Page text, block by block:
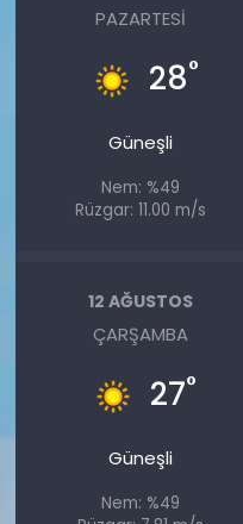
PAZARTESI
28°
Güneşli
Nem: %49
Rüzgar: 11.00 m/s
12 AĞUSTOS
ÇARŞAMBA
27°
Güneşli
Nem: %49